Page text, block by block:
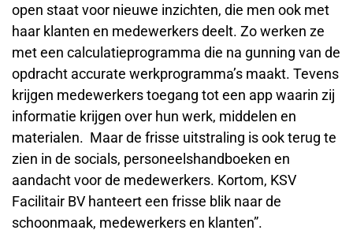
open staat voor nieuwe inzichten, die men ook met
haar klanten en medewerkers deelt. Zo werken ze
met een calculatieprogramma die na gunning van de
opdracht accurate werkprogramma’s maakt. Tevens
krijgen medewerkers toegang tot een app waarin zij
informatie krijgen over hun werk, middelen en
materialen. Maar de frisse uitstraling is ook terug te
zien in de socials, personeelshandboeken en
aandacht voor de medewerkers. Kortom, KSV
Facilitair BV hanteert een frisse blik naar de
schoonmaak, medewerkers en klanten”.